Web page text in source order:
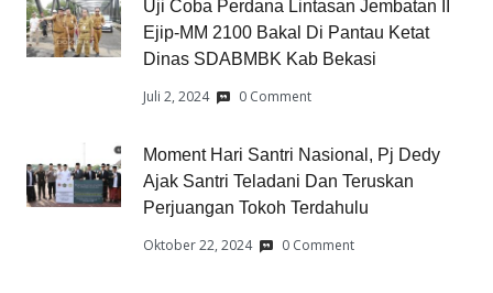
Uji Coba Perdana Lintasan Jembatan II
Ejip-MM 2100 Bakal Di Pantau Ketat
Dinas SDABMBK Kab Bekasi
Juli 2, 2024 0 Comment
Moment Hari Santri Nasional, Pj Dedy
Ajak Santri Teladani Dan Teruskan
Perjuangan Tokoh Terdahulu
Oktober 22, 2024 0 Comment